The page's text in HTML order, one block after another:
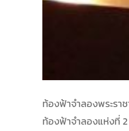
ท้องฟ้าจำลองพระรา
ท้องฟ้าจำลองแห่งที่